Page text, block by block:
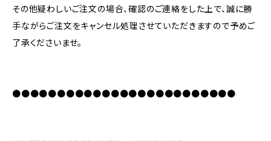
その他疑わしいご注文の場合、確認のご連絡をした上で、誠に勝
手ながらご注文をキャンセル処理させていただきますので予めご
了承くださいませ。
●●●●●●●●●●●●●●●●●●●●●●●●●